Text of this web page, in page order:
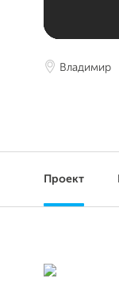
Владимир
Проект